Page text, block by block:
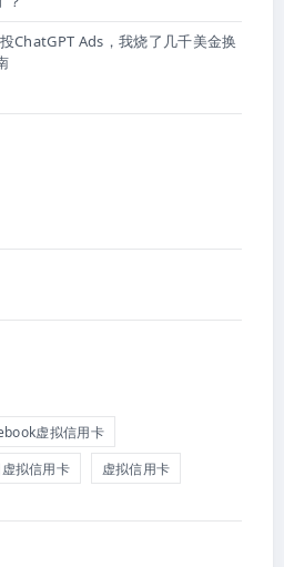
ChatGPT Ads，我烧了几千美金换
虚拟信用卡
拟信用卡 虚拟信用卡